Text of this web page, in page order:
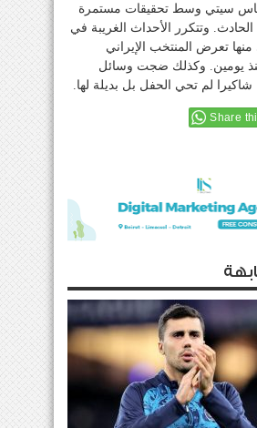
سيتي وسط تحقيقات مستمرة
وتتكرر الأحداث الغريبة في
منها تعرض المنتخب الإيراني
يومين. وكذلك ضجت وسائل
لم تحي الحفل بل بديلة لها.
Share